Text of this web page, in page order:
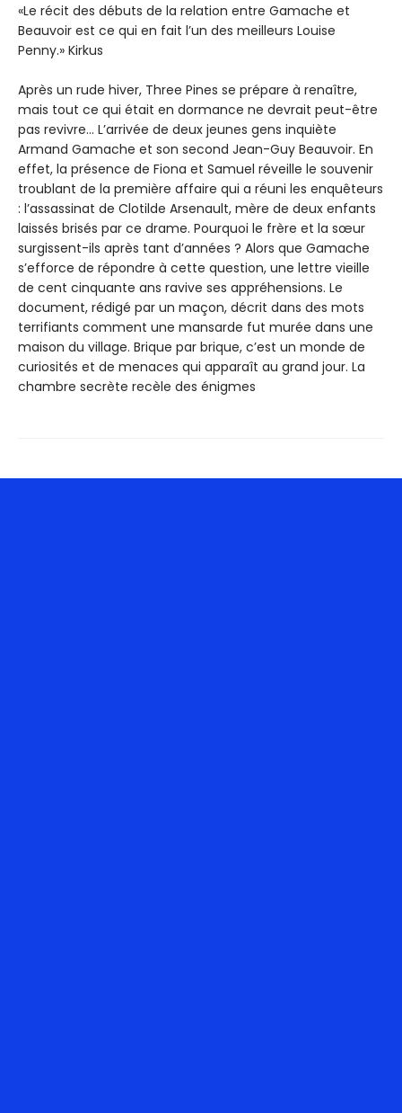
«Le récit des débuts de la relation entre Gamache et
Beauvoir est ce qui en fait l’un des meilleurs Louise
Penny.» Kirkus
Après un rude hiver, Three Pines se prépare à renaître,
mais tout ce qui était en dormance ne devrait peut-être
pas revivre… L’arrivée de deux jeunes gens inquiète
Armand Gamache et son second Jean-Guy Beauvoir. En
effet, la présence de Fiona et Samuel réveille le souvenir
troublant de la première affaire qui a réuni les enquêteurs
: l’assassinat de Clotilde Arsenault, mère de deux enfants
laissés brisés par ce drame. Pourquoi le frère et la sœur
surgissent-ils après tant d’années ? Alors que Gamache
s’efforce de répondre à cette question, une lettre vieille
de cent cinquante ans ravive ses appréhensions. Le
document, rédigé par un maçon, décrit dans des mots
terrifiants comment une mansarde fut murée dans une
maison du village. Brique par brique, c’est un monde de
curiosités et de menaces qui apparaît au grand jour. La
chambre secrète recèle des énigmes